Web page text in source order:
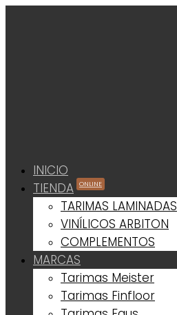
INICIO
TIENDA
ONLINE
TARIMAS LAMINADAS
VINÍLICOS ARBITON
COMPLEMENTOS
MARCAS
Tarimas Meister
Tarimas Finfloor